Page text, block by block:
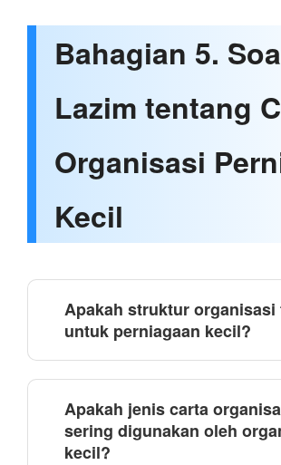
Bahagian 5.
Lazim tentang
Organisasi
Kecil
Apakah struktur organisasi
untuk perniagaan kecil?
Apakah jenis carta
sering digunakan oleh
kecil?